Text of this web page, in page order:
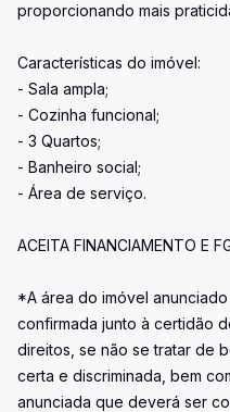
proporcionando mais
Características do imóvel:
- Sala ampla;
- Cozinha funcional;
- 3 Quartos;
- Banheiro social;
- Área de serviço.
ACEITA FINANCIAMENTO E
*A área do imóvel
confirmada junto à certidão
direitos, se não se tratar de
certa e discriminada, bem
anunciada que deverá ser